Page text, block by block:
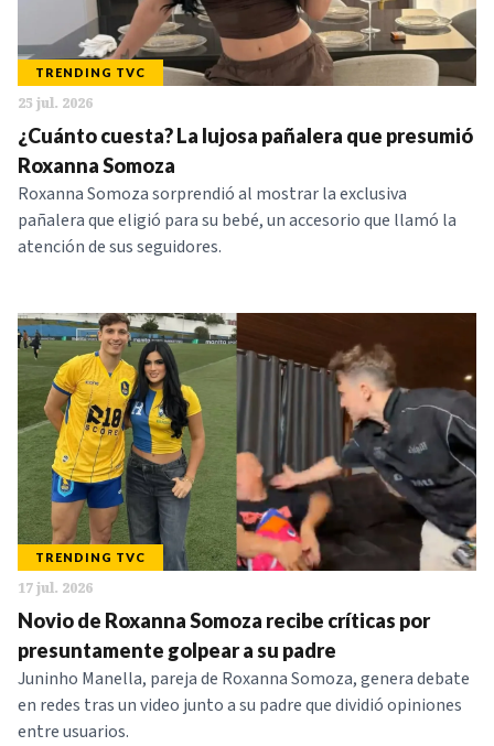
TRENDING TVC
25 jul. 2026
¿Cuánto cuesta? La lujosa pañalera que presumió
Roxanna Somoza
Roxanna Somoza sorprendió al mostrar la exclusiva
pañalera que eligió para su bebé, un accesorio que llamó la
atención de sus seguidores.
TRENDING TVC
17 jul. 2026
Novio de Roxanna Somoza recibe críticas por
presuntamente golpear a su padre
Juninho Manella, pareja de Roxanna Somoza, genera debate
en redes tras un video junto a su padre que dividió opiniones
entre usuarios.